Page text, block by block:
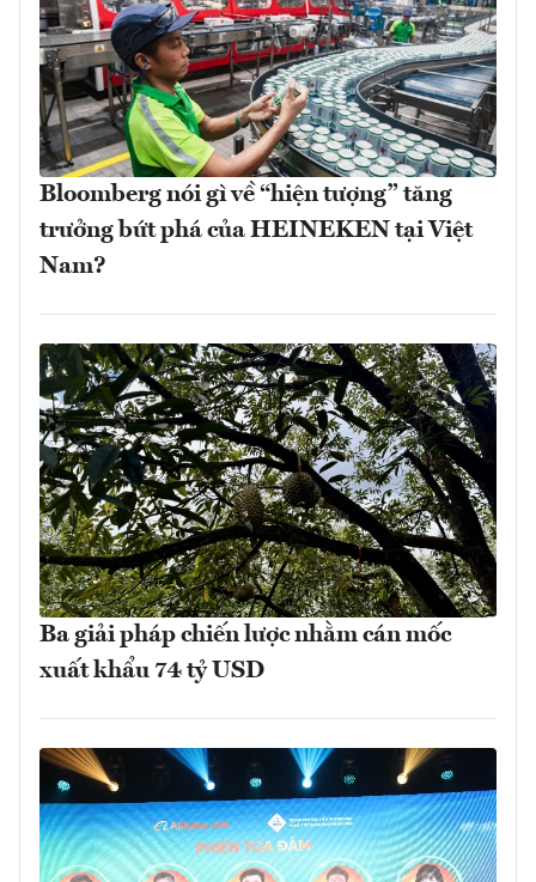
Bloomberg nói gì về “hiện tượng” tăng
trưởng bứt phá của HEINEKEN tại Việt
Nam?
Ba giải pháp chiến lược nhằm cán mốc
xuất khẩu 74 tỷ USD